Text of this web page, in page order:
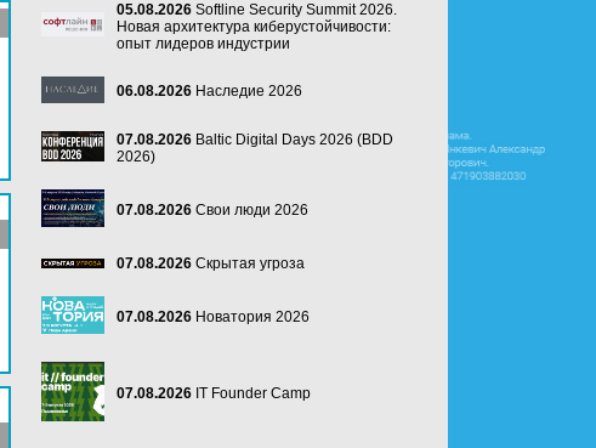
05.08.2026 Softline Security Summit 2026.
Новая архитектура киберустойчивости:
опыт лидеров индустрии
06.08.2026 Наследие 2026
07.08.2026 Baltic Digital Days 2026 (BDD
2026)
07.08.2026 Свои люди 2026
07.08.2026 Скрытая угроза
07.08.2026 Новатория 2026
07.08.2026 IT Founder Camp